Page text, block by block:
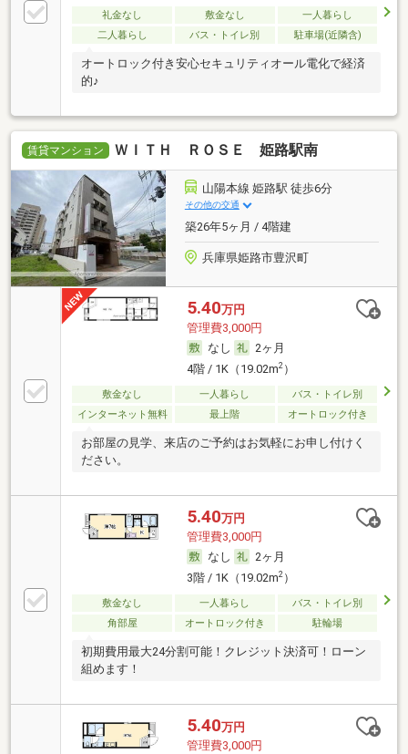
礼金なし 敷金なし
一人暮らし
二人暮らし
バス・トイレ別 駐車場(近隣含)
オートロック付き安心セキュリティオール電化で経済
的♪
賃貸マンション ＷＩＴＨ ＲＯＳＥ 姫路駅南
山陽本線 姫路駅 徒歩6分
その他の交通
築26年5ヶ月 / 4階建
兵庫県姫路市豊沢町
5.40万円
管理費3,000円
なし
2ヶ月
4階 / 1K（19.02m2）
敷金なし 一人暮らし
バス・トイレ別
インターネット無料
最上階 オートロック付き
お部屋の見学、来店のご予約はお気軽にお申し付けく
ださい。
5.40万円
管理費3,000円
なし
2ヶ月
3階 / 1K（19.02m2）
敷金なし 一人暮らし
バス・トイレ別
角部屋
オートロック付き 駐輪場
初期費用最大24分割可能！クレジット決済可！ローン
組めます！
5.40万円
管理費3,000円